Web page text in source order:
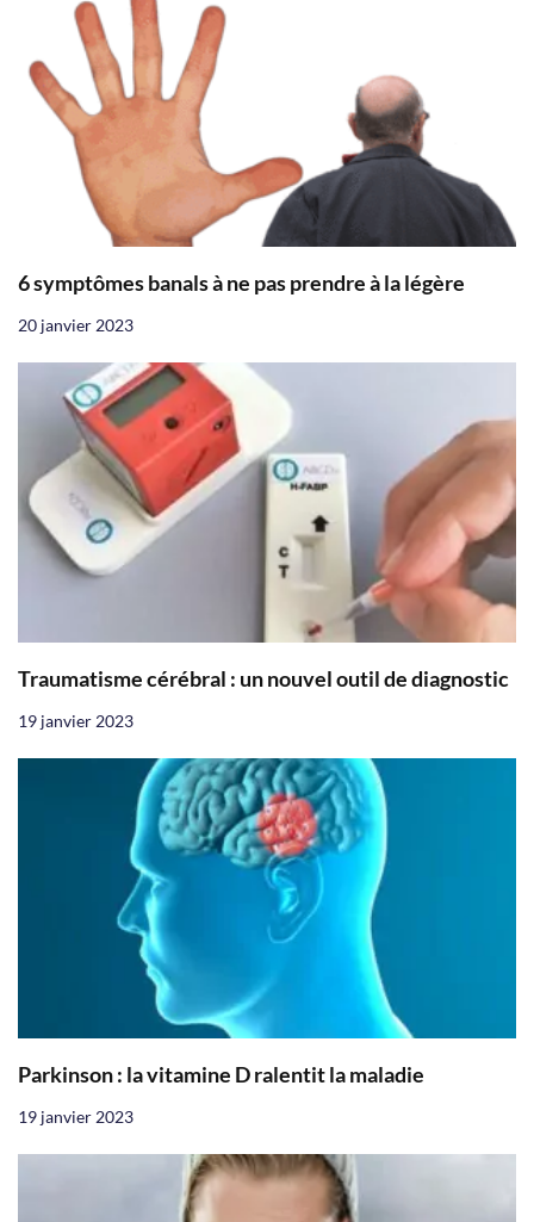
6 symptômes banals à ne pas prendre à la légère
20 janvier 2023
Traumatisme cérébral : un nouvel outil de diagnostic
19 janvier 2023
Parkinson : la vitamine D ralentit la maladie
19 janvier 2023